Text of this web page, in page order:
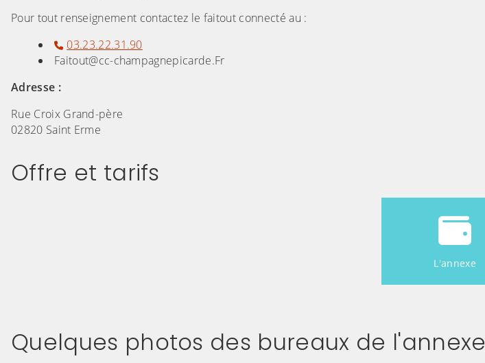
Pour tout renseignement contactez le faitout connecté au :
03.23.22.31.90
Faitout@cc-champagnepicarde.Fr
Adresse :
Rue Croix Grand-père
02820 Saint Erme
Offre et tarifs
L'annexe
Quelques photos des bureaux de l'annexe